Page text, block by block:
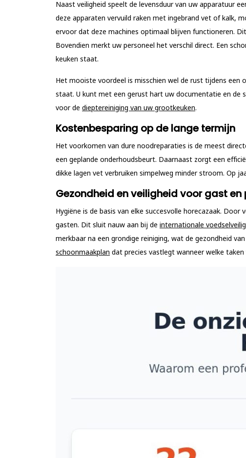
Naast veiligheid speelt de levensduur van uw apparatuur
deze apparaten vervuild raken met ingebrand vet of kalk,
ervoor dat deze machines optimaal blijven functioneren.
Bovendien merkt uw personeel het verschil direct. Een
keuken staat.
Het mooiste voordeel is misschien wel de rust tijdens een
staat. U kunt met een gerust hart uw documentatie en de
voor de dieptereiniging van uw grootkeuken.
Kostenbesparing op de lange termijn
Het voorkomen van dure noodreparaties is de meest
een geplande onderhoudsbeurt. Daarnaast zorgt een
dikke lagen vet verbruiken simpelweg minder stroom. Op
Gezondheid en veiligheid voor gast en
Hygiëne is de basis van elke succesvolle horecazaak.
gasten. Dit sluit nauw aan bij de internationale
merkbaar na een grondige reiniging, wat de gezondheid
schoonmaakplan dat precies vastlegt wanneer welke